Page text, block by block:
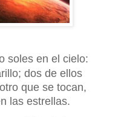
soles en el cielo:
dos de ellos
que se tocan,
las estrellas.